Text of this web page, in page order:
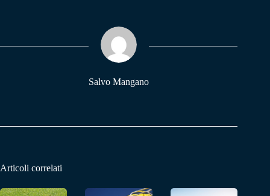
pp m
Salvo Mangano
Articoli correlati